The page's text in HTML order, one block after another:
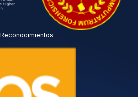
Reconocimientos